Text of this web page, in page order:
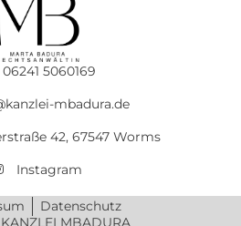
06241 5060169
mbadura.de
42, 67547 Worms
Instagram
Datenschutz
MBADURA